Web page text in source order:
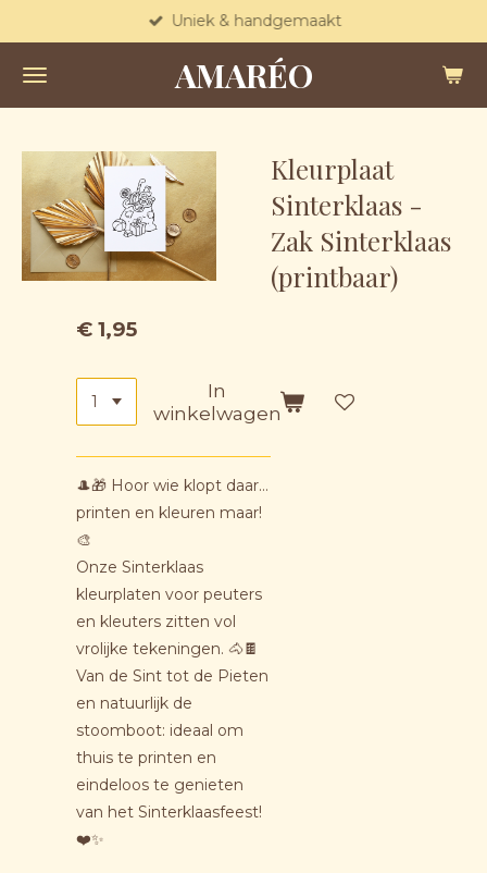
naar
de
AMARÉO
Uniek & handgemaakt
Kleurplaat
Sinterklaas -
Zak Sinterklaas
(printbaar)
€ 1,95
In
winkelwagen
🎩🎁 Hoor wie klopt daar…
printen en kleuren maar!
🎨
Onze Sinterklaas
kleurplaten voor peuters
en kleuters zitten vol
vrolijke tekeningen. 🐴🍫
Van de Sint tot de Pieten
en natuurlijk de
stoomboot: ideaal om
thuis te printen en
eindeloos te genieten
van het Sinterklaasfeest!
❤️✨